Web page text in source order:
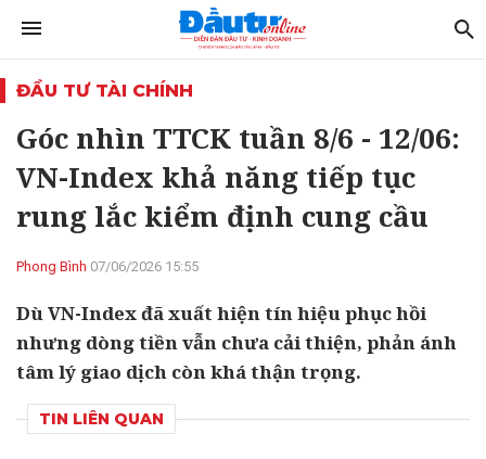
ĐẦU TƯ TÀI CHÍNH
Góc nhìn TTCK tuần 8/6 - 12/06:
VN-Index khả năng tiếp tục
rung lắc kiểm định cung cầu
Phong Bình 07/06/2026 15:55
Dù VN-Index đã xuất hiện tín hiệu phục hồi
nhưng dòng tiền vẫn chưa cải thiện, phản ánh
tâm lý giao dịch còn khá thận trọng.
TIN LIÊN QUAN